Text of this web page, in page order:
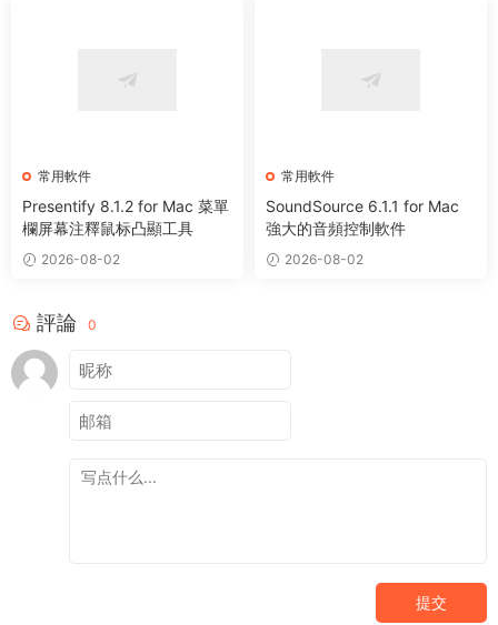
常用軟件
Presentify 8.1.2 for Mac 菜單
欄屏幕注釋鼠标凸顯工具
2026-08-02
常用軟件
SoundSource 6.1.1 for Mac
強大的音頻控制軟件
2026-08-02
評論 0
提交